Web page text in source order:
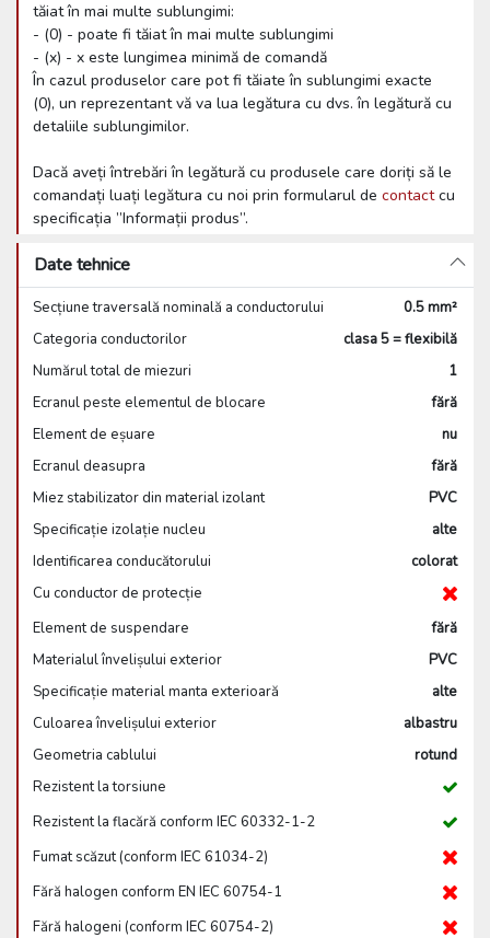
tăiat în mai multe sublungimi:
- (0) - poate fi tăiat în mai multe sublungimi
- (x) - x este lungimea minimă de comandă
În cazul produselor care pot fi tăiate în sublungimi exacte
(0), un reprezentant vă va lua legătura cu dvs. în legătură cu
detaliile sublungimilor.
Dacă aveți întrebări în legătură cu produsele care doriți să le
comandați luați legătura cu noi prin formularul de contactcu
specificația ”Informații produs”.
Date tehnice
Secțiune traversală nominală a conductorului
0.5 mm²
Categoria conductorilor
clasa 5 = flexibilă
Numărul total de miezuri
1
Ecranul peste elementul de blocare
fără
Element de eșuare
nu
Ecranul deasupra
fără
Miez stabilizator din material izolant
PVC
Specificație izolație nucleu
alte
Identificarea conducătorului
colorat
Cu conductor de protecție
Element de suspendare
fără
Materialul învelișului exterior
PVC
Specificație material manta exterioară
alte
Culoarea învelișului exterior
albastru
Geometria cablului
rotund
Rezistent la torsiune
Rezistent la flacără conform IEC 60332-1-2
Fumat scăzut (conform IEC 61034-2)
Fără halogen conform EN IEC 60754-1
Fără halogeni (conform IEC 60754-2)